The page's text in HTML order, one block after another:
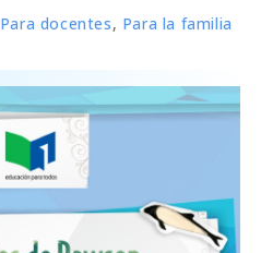
Para docentes, Para la familia